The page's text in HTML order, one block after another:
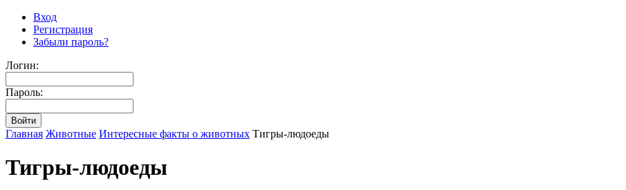
Вход
Регистрация
Забыли пароль?
Логин:
Пароль:
Главная Животные Интересные факты о животных Тигры-людоеды
Тигры-людоеды